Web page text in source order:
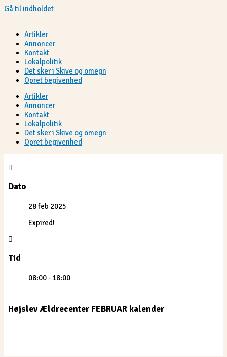
Gå til indholdet
Artikler
Annoncer
Kontakt
Lokalpolitik
Det sker i Skive og omegn
Opret begivenhed
Artikler
Annoncer
Kontakt
Lokalpolitik
Det sker i Skive og omegn
Opret begivenhed
Dato
28 feb 2025
Expired!
Tid
08:00 - 18:00
Højslev Ældrecenter FEBRUAR kalender